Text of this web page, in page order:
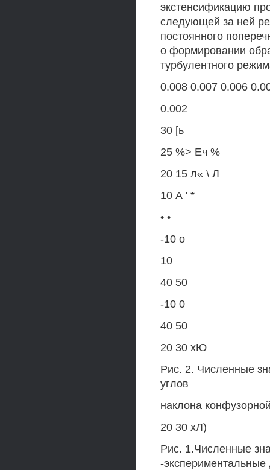
экстенсификацию
следующей за ней
постоянного
о формировании
турбулентного
0.008 0.007 0.006
0.002
30 [ь
25 %> Еч %
20 15 л« \ Л
10 А ' *
• •
-10 о
10
40 50
-10 0
40 50
20 30 хЮ
Рис. 2. Численные
углов
наклона
20 30 хЛ)
Рис. 1.Численные
-